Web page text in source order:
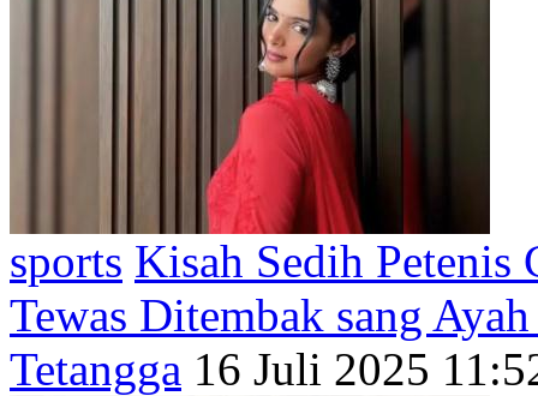
sports Kisah Sedih Petenis
Tewas Ditembak sang
Tetangga 16 Juli 2025